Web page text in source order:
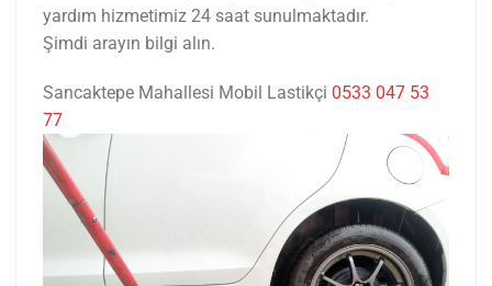
yardım hizmetimiz 24 saat sunulmaktadır.
Şimdi arayın bilgi alın.
Sancaktepe Mahallesi Mobil Lastikçi 0533 047 53
77